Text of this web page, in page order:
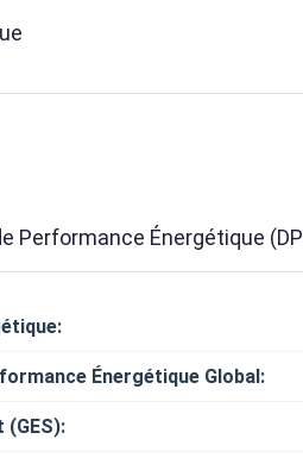
Performance Énergétique
Énergétique Global:
(GES):